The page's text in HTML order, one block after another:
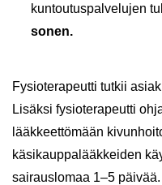
kun­tou­tus­pal­ve­lu­jen
so­nen.
Fy­sio­te­ra­peut­ti tut­kii
Li­säk­si fy­sio­te­ra­peut­ti
lääk­keet­tö­mään
kä­si­kaup­pa­lääk­kei­den
sai­raus­lo­maa 1–5